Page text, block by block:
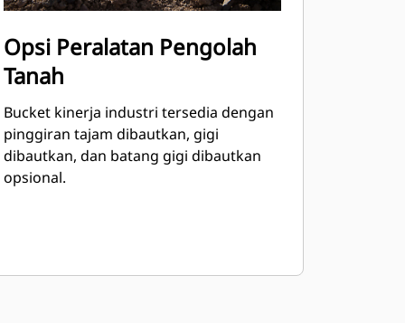
Opsi Peralatan Pengolah
Tanah
Bucket kinerja industri tersedia dengan
pinggiran tajam dibautkan, gigi
dibautkan, dan batang gigi dibautkan
opsional.